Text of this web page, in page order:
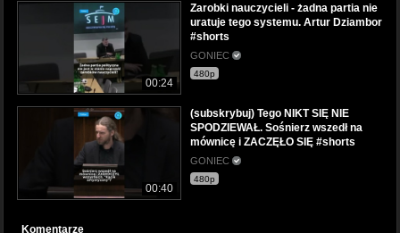
00:24
Zarobki nauczycieli - żadna partia nie
uratuje tego systemu. Artur Dziambor
#shorts
GONIEC
480p
00:40
(subskrybuj) Tego NIKT SIĘ NIE
SPODZIEWAŁ. Sośnierz wszedł na
mównicę i ZACZĘŁO SIĘ #shorts
GONIEC
480p
Komentarze